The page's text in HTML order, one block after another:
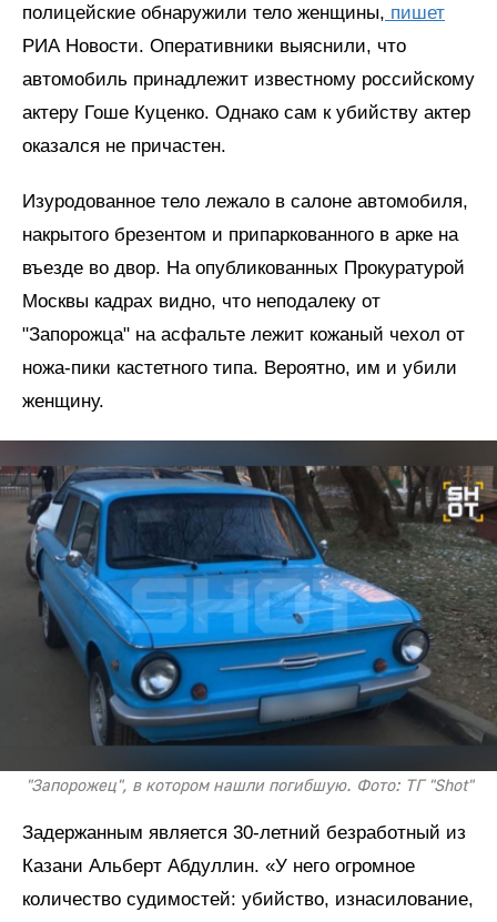
полицейские обнаружили тело женщины, пишет
РИА Новости. Оперативники выяснили, что
автомобиль принадлежит известному российскому
актеру Гоше Куценко. Однако сам к убийству актер
оказался не причастен.
Изуродованное тело лежало в салоне автомобиля,
накрытого брезентом и припаркованного в арке на
въезде во двор. На опубликованных Прокуратурой
Москвы кадрах видно, что неподалеку от
"Запорожца" на асфальте лежит кожаный чехол от
ножа-пики кастетного типа. Вероятно, им и убили
женщину.
"Запорожец", в котором нашли погибшую. Фото: ТГ "Shot"
Задержанным является 30-летний безработный из
Казани Альберт Абдуллин. «У него огромное
количество судимостей: убийство, изнасилование,